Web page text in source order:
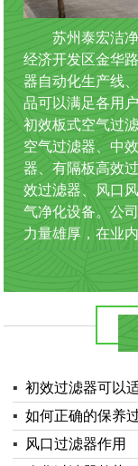
苏州泰宏洁净
经济开发区金华
器自动化生产线
品可以满足各用
初效板式空气过
空气过滤器、中
器、有隔板高效
效过滤器、风口
气净化设备。公
力量雄厚，在业
▪ 初效过滤器可以
▪ 如何正确的保养
▪
风口过滤器作用